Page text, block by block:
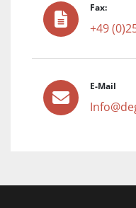
Fax:
+49
E-Mail